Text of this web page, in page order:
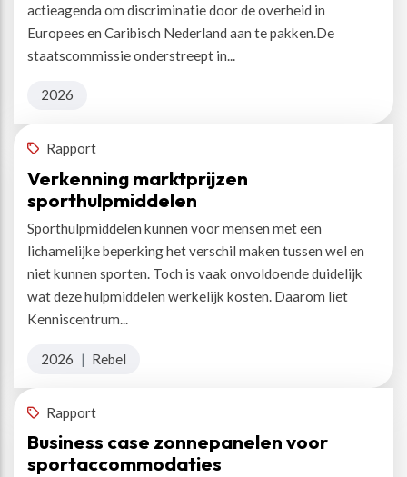
actieagenda om discriminatie door de overheid in
Europees en Caribisch Nederland aan te pakken.De
staatscommissie onderstreept in...
2026
Rapport
Verkenning marktprijzen
sporthulpmiddelen
Sporthulpmiddelen kunnen voor mensen met een
lichamelijke beperking het verschil maken tussen wel en
niet kunnen sporten. Toch is vaak onvoldoende duidelijk
wat deze hulpmiddelen werkelijk kosten. Daarom liet
Kenniscentrum...
2026 | Rebel
Rapport
Business case zonnepanelen voor
sportaccommodaties